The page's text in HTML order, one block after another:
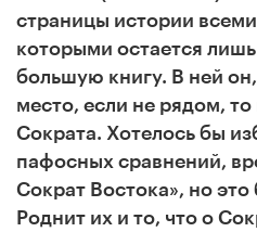
страницы истории
которыми остается
большую книгу. В ней
место, если не рядом, то
Сократа. Хотелось бы
пафосных сравнений,
Сократ Востока», но это
Роднит их и то, что о